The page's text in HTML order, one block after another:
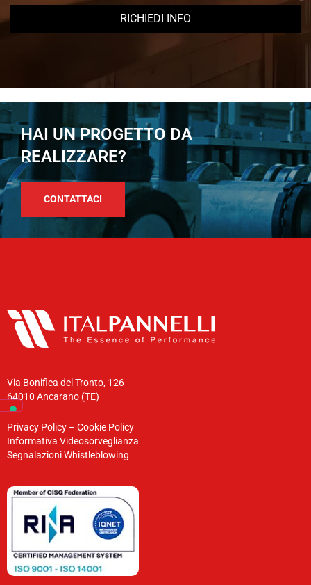
RICHIEDI INFO
HAI UN PROGETTO DA
REALIZZARE?
CONTATTACI
Via Bonifica del Tronto, 126
64010 Ancarano (TE)
Privacy Policy – Cookie Policy
Informativa Videosorveglianza
Segnalazioni Whistleblowing